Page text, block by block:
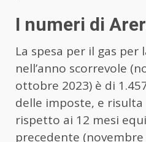
I numeri di
La spesa per il gas
nell’anno scorrevole
ottobre 2023) è di
delle imposte, e risulta
rispetto ai 12 mesi
precedente